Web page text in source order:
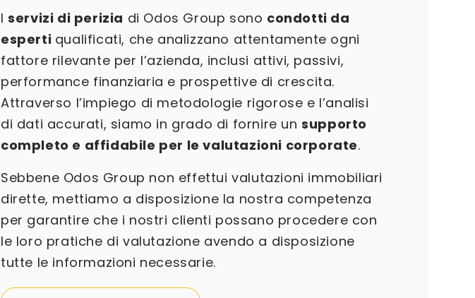
Iservizi di perizia di Odos Group sono condotti da
esperti qualificati, che analizzano attentamente ogni
fattore rilevante per l’azienda, inclusi attivi, passivi,
performance finanziaria e prospettive di crescita.
Attraverso l’impiego di metodologie rigorose e l’analisi
di dati accurati, siamo in grado di fornire unsupporto
completo e affidabile per le valutazioni corporate.
Sebbene Odos Group non effettui valutazioni immobiliari
dirette, mettiamo a disposizione la nostra competenza
per garantire che i nostri clienti possano procedere con
le loro pratiche di valutazione avendo a disposizione
tutte le informazioni necessarie.